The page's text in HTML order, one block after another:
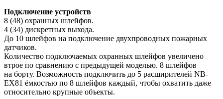
Подключение устройств
8 (48) охранных шлейфов.
4 (34) дискретных выхода.
До 10 шлейфов на подключение двухпроводных пожарных
датчиков.
Количество подключаемых охранных шлейфов увеличено
втрое по сравнению с предыдущей моделью. 8 шлейфов
на борту. Возможность подключить до 5 расширителей NB-
EX81 ёмкостью по 8 шлейфов каждый, чтобы охватить даже
относительно крупные объекты.